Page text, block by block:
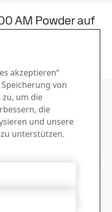
AM Powder auf
erste
und andere Unterlagen
akzeptieren“
von
um die
die
und unsere
unterstützen.